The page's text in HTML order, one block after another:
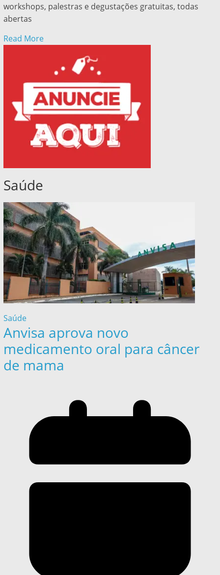
workshops, palestras e degustações gratuitas, todas
abertas
Read More
Saúde
Saúde
Anvisa aprova novo
medicamento oral para câncer
de mama